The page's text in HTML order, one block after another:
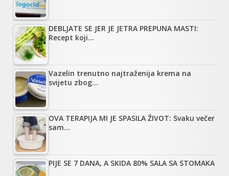
DEBLJATE SE JER JE JETRA PREPUNA MASTI:
Recept koji…
Vazelin trenutno najtraženija krema na
svijetu zbog…
OVA TERAPIJA MI JE SPASILA ŽIVOT: Svaku večer
sam…
PIJE SE 7 DANA, A SKIDA 80% SALA SA STOMAKA